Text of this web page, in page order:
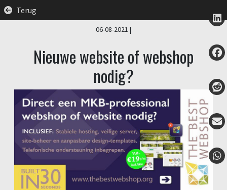
Terug
06-08-2021 |
Nieuwe website of webshop
nodig?